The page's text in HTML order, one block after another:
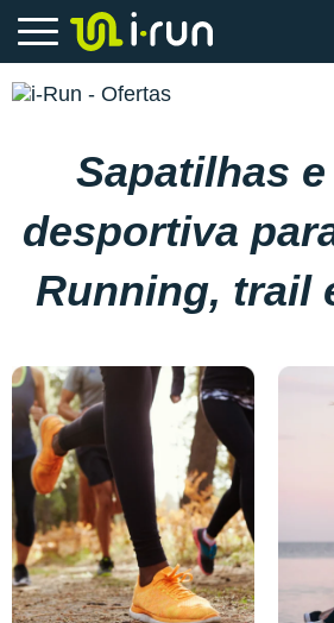
Sapatilhas
desportiva
Running, trail